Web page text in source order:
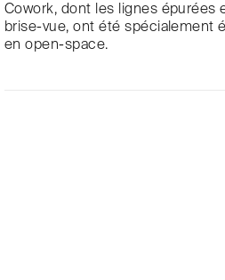
Cowork, dont les lignes épurées
brise-vue, ont été spécialement
en open-space.